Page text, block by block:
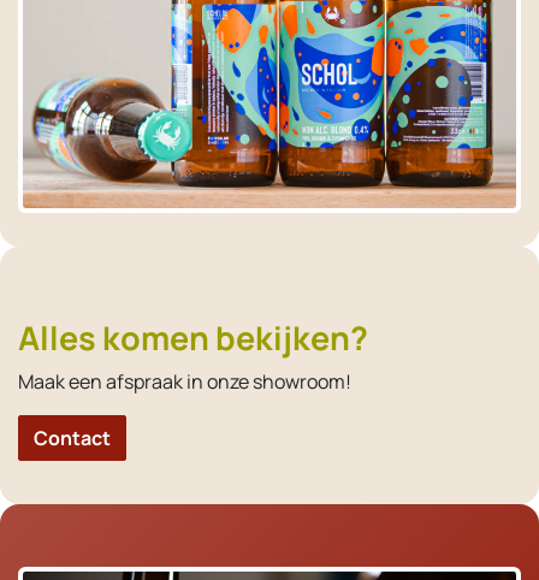
Alles komen bekijken?
Maak een afspraak in onze showroom!
Contact